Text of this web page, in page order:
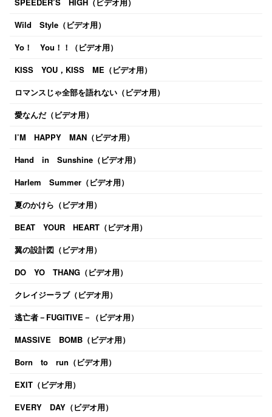
Wild Style（ビデオ用）
Yo！ You！！（ビデオ用）
KISS YOU，KISS ME（ビデオ用）
ロマンスじゃ全部を語れない（ビデオ用）
愛なんだ（ビデオ用）
I’M HAPPY MAN（ビデオ用）
Hand in Sunshine（ビデオ用）
Harlem Summer（ビデオ用）
夏のかけら（ビデオ用）
BEAT YOUR HEART（ビデオ用）
翼の設計図（ビデオ用）
DO YO THANG（ビデオ用）
クレイジーラブ（ビデオ用）
逃亡者－FUGITIVE－（ビデオ用）
MASSIVE BOMB（ビデオ用）
Born to run（ビデオ用）
EXIT（ビデオ用）
EVERY DAY（ビデオ用）